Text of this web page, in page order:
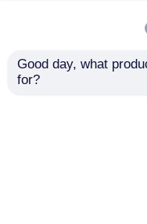
Good day, what
for?